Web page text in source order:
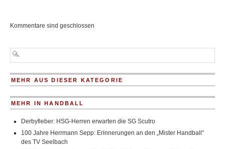
Kommentare sind geschlossen
MEHR AUS DIESER KATEGORIE
MEHR IN HANDBALL
Derbyfieber: HSG-Herren erwarten die SG Scutro
100 Jahre Herrmann Sepp: Erinnerungen an den „Mister Handball“
des TV Seelbach